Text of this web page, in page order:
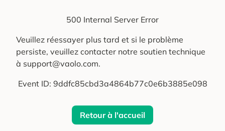
500 Internal Server Error
Veuillez réessayer plus tard et si le problème
persiste, veuillez contacter notre soutien technique
à support@vaolo.com.
Event ID: 9ddfc85cbd3a4864b77c0e6b3885e098
Retour à l'accueil